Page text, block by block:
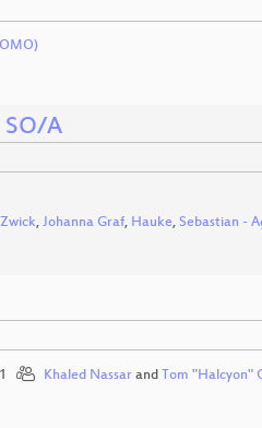
A
, Johanna Graf, Hauke, Sebastian -
Khaled Nassarand Tom "Halcyon"